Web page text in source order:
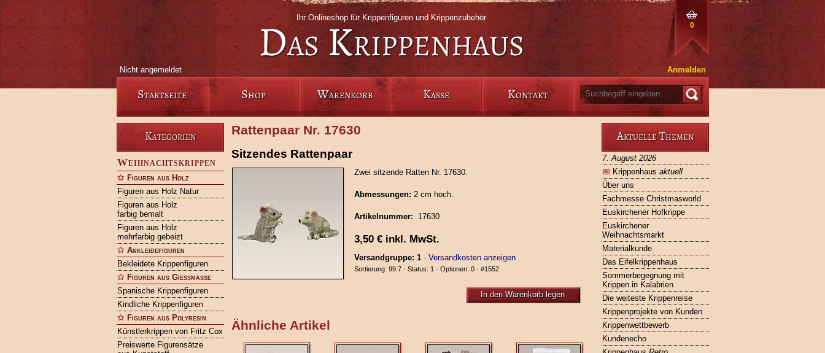
0
Ihr Onlineshop für Krippenfiguren und Krippenzubehör
Das Krippenhaus
Nicht angemeldet Anmelden
Startseite Shop Warenkorb Kasse Kontakt
Kategorien
Weihnachtskrippen
Figuren aus Holz
Figuren aus Holz Natur
Figuren aus Holz
farbig bemalt
Figuren aus Holz
mehrfarbig gebeizt
Ankleidefiguren
Bekleidete Krippenfiguren
Figuren aus Gießmasse
Spanische Krippenfiguren
Kindliche Krippenfiguren
Figuren aus Polyresin
Künstlerkrippen von Fritz Cox
Preiswerte Figurensätze
Aktuelle Themen
7. August 2026
📅 Krippenhaus aktuell
Über uns
Fachmesse Christmasworld
Euskirchener Hofkrippe
Euskirchener
Weihnachtsmarkt
Materialkunde
Das Eifelkrippenhaus
Sommerbegegnung mit
Krippen in Kalabrien
Die weiteste Krippenreise
Krippenprojekte von Kunden
Krippenwettbewerb
Kundenecho
Rattenpaar Nr. 17630
Sitzendes Rattenpaar
Zwei sitzende Ratten Nr. 17630.
Abmessungen: 2 cm hoch.
Artikelnummer: 17630
3,50 €inkl. MwSt.
Versandgruppe: 1· Versandkosten anzeigen
Sortierung: 99.7 · Status: 1 · Optionen: 0 · #1552
In den Warenkorb legen
Ähnliche Artikel